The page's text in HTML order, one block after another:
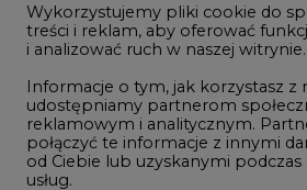
Studio CIRE
Rozmowy o energetyce
Gospodarka
Geopolityka
LTE450
Wykorzystujemy pliki cookie do
treści i reklam, aby oferować
i analizować ruch w naszej witrynie.
Informacje o tym, jak korzystasz z
udostępniamy partnerom
reklamowym i analitycznym.
połączyć te informacje z innymi
od Ciebie lub uzyskanymi podczas
usług.